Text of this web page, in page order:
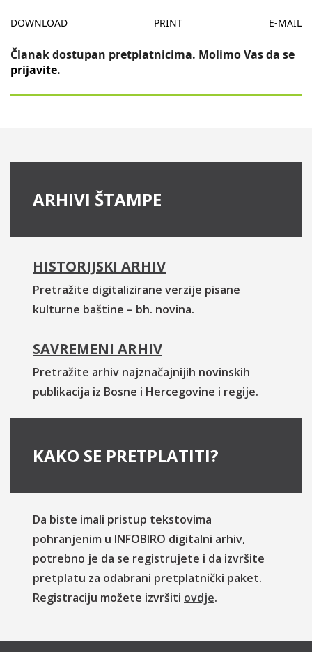
DOWNLOAD PRINT E-MAIL
Članak dostupan pretplatnicima. Molimo Vas da se
prijavite.
ARHIVI ŠTAMPE
HISTORIJSKI ARHIV
Pretražite digitalizirane verzije pisane
kulturne baštine – bh. novina.
SAVREMENI ARHIV
Pretražite arhiv najznačajnijih novinskih
publikacija iz Bosne i Hercegovine i regije.
KAKO SE PRETPLATITI?
Da biste imali pristup tekstovima
pohranjenim u INFOBIRO digitalni arhiv,
potrebno je da se registrujete i da izvršite
pretplatu za odabrani pretplatnički paket.
Registraciju možete izvršiti ovdje.